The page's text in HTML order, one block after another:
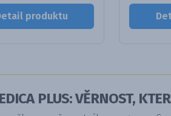
produktu
PLUS: VĚRNOST,